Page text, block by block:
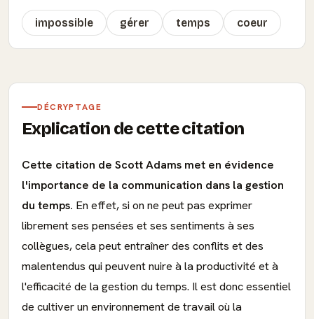
impossible gérer temps coeur
DÉCRYPTAGE
Explication de cette citation
Cette citation de Scott Adams met en évidence
l'importance de la communication dans la gestion
du temps. En effet, si on ne peut pas exprimer
librement ses pensées et ses sentiments à ses
collègues, cela peut entraîner des conflits et des
malentendus qui peuvent nuire à la productivité et à
l'efficacité de la gestion du temps. Il est donc essentiel
de cultiver un environnement de travail où la